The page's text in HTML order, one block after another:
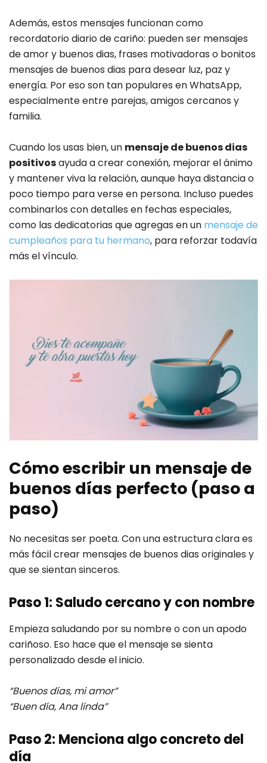
Además, estos mensajes funcionan como
recordatorio diario de cariño: pueden ser mensajes
de amor y buenos dias, frases motivadoras o bonitos
mensajes de buenos dias para desear luz, paz y
energía. Por eso son tan populares en WhatsApp,
especialmente entre parejas, amigos cercanos y
familia.
Cuando los usas bien, un mensaje de buenos dias
positivosayuda a crear conexión, mejorar el ánimo
y mantener viva la relación, aunque haya distancia o
poco tiempo para verse en persona. Incluso puedes
combinarlos con detalles en fechas especiales,
como las dedicatorias que agregas en un mensaje de
cumpleaños para tu hermano, para reforzar todavía
más el vínculo.
Cómo escribir un mensaje de
buenos días perfecto (paso a
paso)
No necesitas ser poeta. Con una estructura clara es
más fácil crear mensajes de buenos dias originales y
que se sientan sinceros.
Paso 1: Saludo cercano y con nombre
Empieza saludando por su nombre o con un apodo
cariñoso. Eso hace que el mensaje se sienta
personalizado desde el inicio.
“Buenos días, mi amor”
“Buen día, Ana linda”
Paso 2: Menciona algo concreto del
día